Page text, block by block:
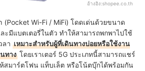
อ้างอิง:shopee.co.th
(Pocket Wi-Fi / MiFi) โดดเด่นด้วยขนาด
ะมีแบตเตอรี่ในตัว ทำให้สามารถพกพาไปใช้
ลา เหมาะสำหรับผู้ที่เดินทางบ่อยหรือใช้งาน
ทาง โดยเราเตอร์ 5G ประเภทนี้สามารถแชร์
มาร์ตโฟน แท็บเล็ต หรือโน้ตบุ๊กได้พร้อมกัน